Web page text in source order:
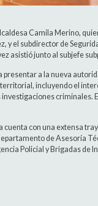
Camila Merino,
y el subdirector de
asistió junto al subjefe
presentar a la nueva
incluyendo el
criminales.
cuenta con una extensa
de Asesoría
Policial y Brigadas de